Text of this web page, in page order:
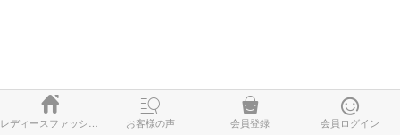
 
お客様の声

会員登録

会員ログイン